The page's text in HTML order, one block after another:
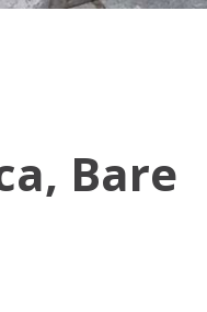
Bare